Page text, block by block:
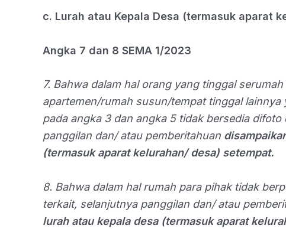
c. Lurah atau Kepala Desa (termasuk aparat
Angka 7 dan 8 SEMA 1/2023
7. Bahwa dalam hal orang yang tinggal
apartemen/rumah susun/tempat tinggal
pada angka 3 dan angka 5 tidak bersedia
panggilan dan/ atau pemberitahuan
(termasuk aparat kelurahan/ desa) setempat.
8. Bahwa dalam hal rumah para pihak tidak
terkait, selanjutnya panggilan dan/ atau
lurah atau kepala desa (termasuk aparat